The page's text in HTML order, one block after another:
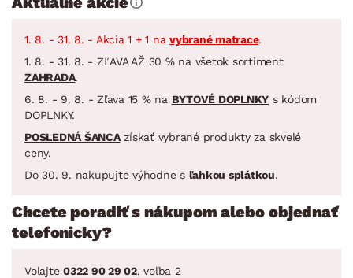
1. 8. - 31. 8. - Akcia 1 + 1 na vybrané matrace.
1. 8. - 31. 8. - ZĽAVA AŽ 30 % na všetok sortiment
ZAHRADA.
6. 8. - 9. 8. - Zľava 15 % na BYTOVÉ DOPLNKY s kódom
DOPLNKY.
POSLEDNÁ ŠANCAzískať vybrané produkty za skvelé
ceny.
Do 30. 9. nakupujte výhodne s ľahkou splátkou.
Chcete poradiť s nákupom alebo objednať
telefonicky?
Volajte 0322 90 29 02, voľba 2